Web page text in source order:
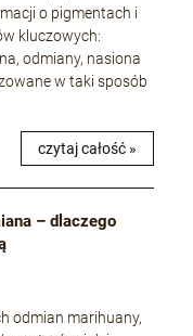
o pigmentach i
kluczowych:
odmiany, nasiona
w taki sposób
czytaj całość »
– dlaczego
odmian marihuany,